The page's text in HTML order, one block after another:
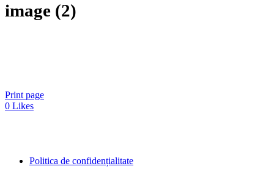
image (2)
Print page
0 Likes
Politica de confidențialitate